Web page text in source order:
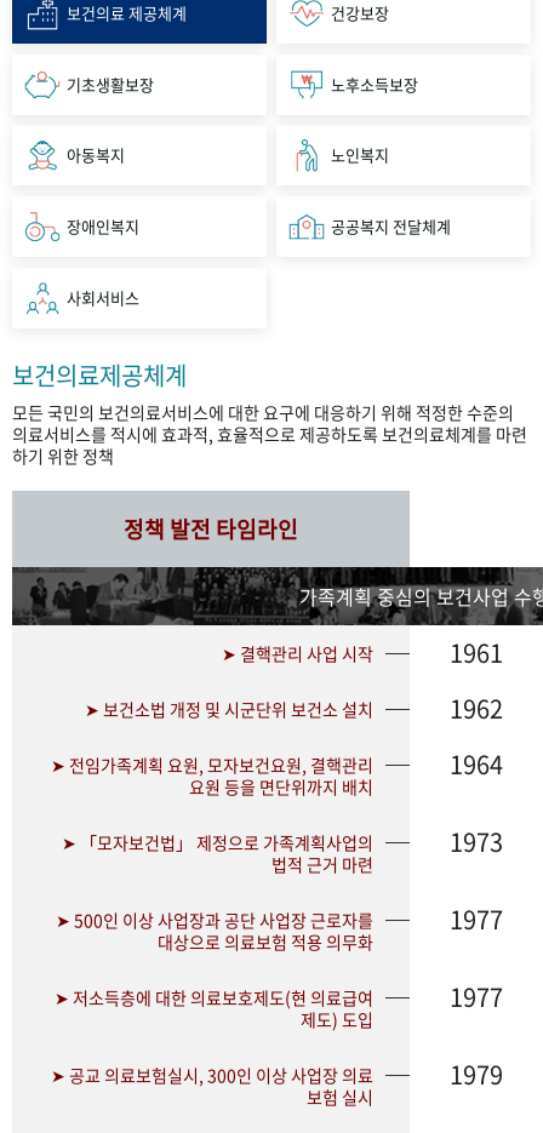
보건의료 제공체계 건강보장
기초생활보장 노후소득보장
아동복지 노인복지
장애인복지 공공복지 전달체계
사회서비스
보건의료제공체계
모든 국민의 보건의료서비스에 대한 요구에 대응하기 위해 적정한 수준의
의료서비스를 적시에 효과적, 효율적으로 제공하도록 보건의료체계를 마련
하기 위한 정책
정책 발전 타임라인
가족계획 중심의 보건사업 수
➤ 결핵관리 사업 시작 1961
➤ 보건소법 개정 및 시군단위 보건소 설치 1962
➤ 전임가족계획 요원, 모자보건요원, 결핵관리
요원 등을 면단위까지 배치
1964
➤ 「모자보건법」 제정으로 가족계획사업의
법적 근거 마련
1973
➤ 500인 이상 사업장과 공단 사업장 근로자를
대상으로 의료보험 적용 의무화
1977
➤ 저소득층에 대한 의료보호제도(현 의료급여
제도) 도입
1977
➤ 공교 의료보험실시, 300인 이상 사업장 의료
보험 실시
1979